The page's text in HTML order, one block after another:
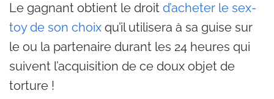
Le gagnant obtient le droit d’acheter le sex-
toy de son choix qu’il utilisera à sa guise sur
le ou la partenaire durant les 24 heures qui
suivent l’acquisition de ce doux objet de
torture !